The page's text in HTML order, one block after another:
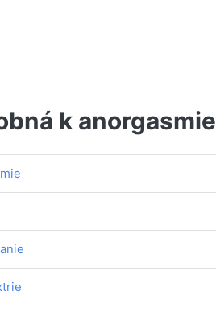
k anorgasmie